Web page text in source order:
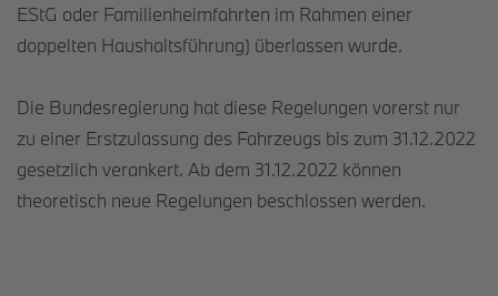
EStG oder Familienheimfahrten im Rahmen einer
doppelten Haushaltsführung) überlassen wurde.
Die Bundesregierung hat diese Regelungen vorerst nur
zu einer Erstzulassung des Fahrzeugs bis zum 31.12.2022
gesetzlich verankert. Ab dem 31.12.2022 können
theoretisch neue Regelungen beschlossen werden.